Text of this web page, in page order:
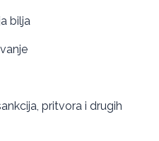
bilja
pritvora i drugih